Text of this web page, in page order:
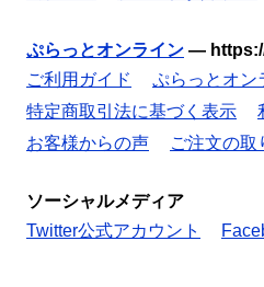
ぷらっとオンライン —
ご利用ガイド
ぷらっとオン
特定商取引法に基づく表示
お客様からの声
ご注文の取
ソーシャルメディア
Twitter公式アカウント